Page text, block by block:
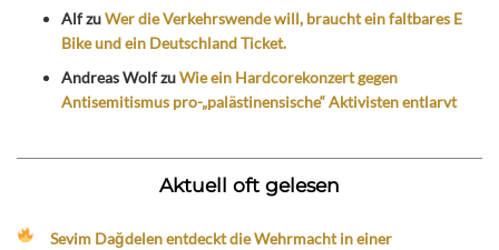
AlfzuWer die Verkehrswende will, braucht ein faltbares E
Bike und ein Deutschland Ticket.
Andreas WolfzuWie ein Hardcorekonzert gegen
Antisemitismus pro-„palästinensische“ Aktivisten entlarvt
Aktuell oft gelesen
Sevim Dağdelen entdeckt die Wehrmacht in einer